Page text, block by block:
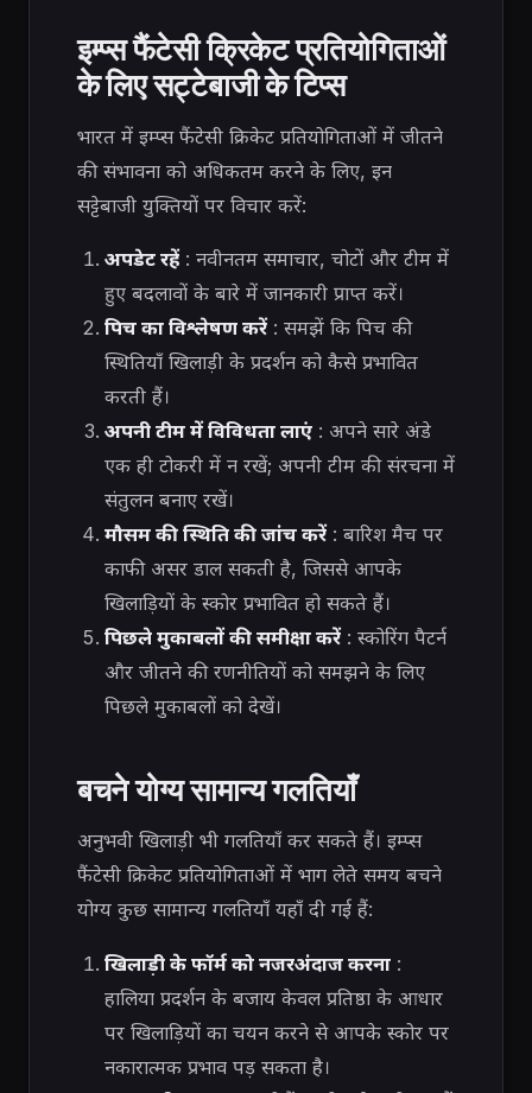
इम्प्स फैंटेसी क्रिकेट प्रतियोगिताओं
के लिए सट्टेबाजी के टिप्स
भारत में इम्प्स फैंटेसी क्रिकेट प्रतियोगिताओं में जीतने
की संभावना को अधिकतम करने के लिए, इन
सट्टेबाजी युक्तियों पर विचार करें:
अपडेट रहें: नवीनतम समाचार, चोटों और टीम में
हुए बदलावों के बारे में जानकारी प्राप्त करें।
पिच का विश्लेषण करें: समझें कि पिच की
स्थितियाँ खिलाड़ी के प्रदर्शन को कैसे प्रभावित
करती हैं।
अपनी टीम में विविधता लाएं: अपने सारे अंडे
एक ही टोकरी में न रखें; अपनी टीम की संरचना में
संतुलन बनाए रखें।
मौसम की स्थिति की जांच करें: बारिश मैच पर
काफी असर डाल सकती है, जिससे आपके
खिलाड़ियों के स्कोर प्रभावित हो सकते हैं।
पिछले मुकाबलों की समीक्षा करें: स्कोरिंग पैटर्न
और जीतने की रणनीतियों को समझने के लिए
पिछले मुकाबलों को देखें।
बचने योग्य सामान्य गलतियाँ
अनुभवी खिलाड़ी भी गलतियाँ कर सकते हैं। इम्प्स
फैंटेसी क्रिकेट प्रतियोगिताओं में भाग लेते समय बचने
योग्य कुछ सामान्य गलतियाँ यहाँ दी गई हैं:
खिलाड़ी के फॉर्म को नजरअंदाज करना:
हालिया प्रदर्शन के बजाय केवल प्रतिष्ठा के आधार
पर खिलाड़ियों का चयन करने से आपके स्कोर पर
नकारात्मक प्रभाव पड़ सकता है।